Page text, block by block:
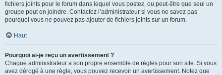
fichiers joints pour le forum dans lequel vous postez, ou peut-être que seul un
groupe peut en joindre. Contactez l’administrateur si vous ne savez pas
pourquoi vous ne pouvez pas ajouter de fichiers joints sur un forum.
Haut
Pourquoi ai-je reçu un avertissement ?
Chaque administrateur a son propre ensemble de règles pour son site. Si vous
avez dérogé à une règle, vous pouvez recevoir un avertissement. Notez que